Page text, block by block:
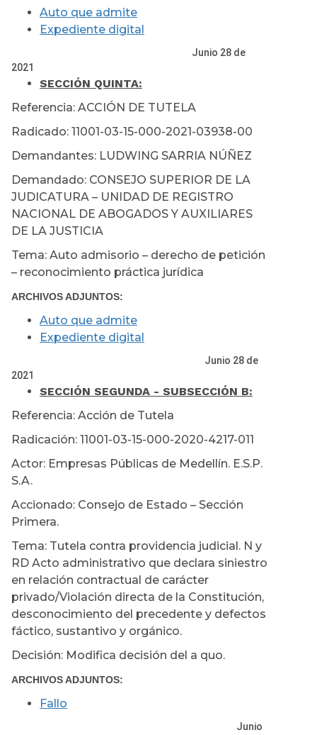
Auto que admite
Expediente digital
Junio 28 de
2021
SECCIÓN QUINTA:
Referencia: ACCIÓN DE TUTELA
Radicado: 11001-03-15-000-2021-03938-00
Demandantes: LUDWING SARRIA NÚÑEZ
Demandado: CONSEJO SUPERIOR DE LA
JUDICATURA – UNIDAD DE REGISTRO
NACIONAL DE ABOGADOS Y AUXILIARES
DE LA JUSTICIA
Tema: Auto admisorio – derecho de petición
– reconocimiento práctica jurídica
ARCHIVOS ADJUNTOS:
Auto que admite
Expediente digital
Junio 28 de
2021
SECCIÓN SEGUNDA - SUBSECCIÓN B:
Referencia: Acción de Tutela
Radicación: 11001-03-15-000-2020-4217-011
Actor: Empresas Públicas de Medellín. E.S.P.
S.A.
Accionado: Consejo de Estado – Sección
Primera.
Tema: Tutela contra providencia judicial. N y
RD Acto administrativo que declara siniestro
en relación contractual de carácter
privado/Violación directa de la Constitución,
desconocimiento del precedente y defectos
fáctico, sustantivo y orgánico.
Decisión: Modifica decisión del a quo.
ARCHIVOS ADJUNTOS:
Fallo
Junio